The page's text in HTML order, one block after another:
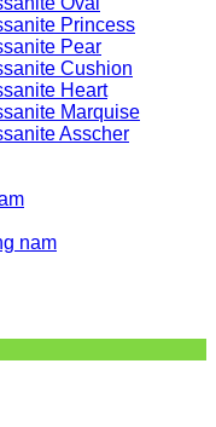
Princess
Pear
Cushion
Heart
Marquise
Asscher
nam